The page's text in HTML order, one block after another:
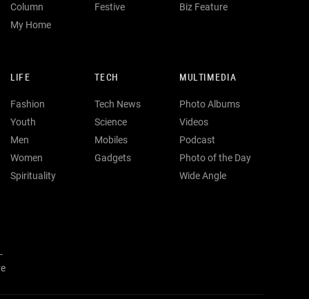
Column
My Home
Festive
Biz Feature
LIFE
Fashion
Youth
Men
Women
Spirituality
TECH
Tech News
Science
Mobiles
Gadgets
MULTIMEDIA
Photo Albums
Videos
Podcast
Photo of the Day
Wide Angle